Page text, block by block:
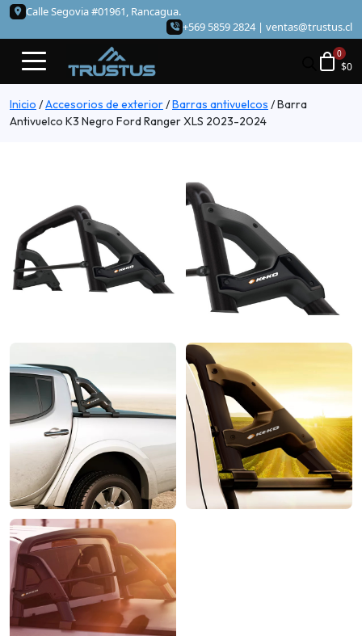
Calle Segovia #01961, Rancagua.
+569 5859 2824 | ventas@trustus.cl
$0
Inicio /Accesorios de exterior/Barras antivuelcos /Barra
Antivuelco K3 Negro Ford Ranger XLS 2023-2024